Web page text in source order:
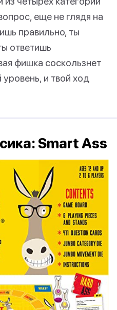
еще не глядя на
правильно, ты
ответишь
фишка соскользнет
и твой ход
Smart Ass